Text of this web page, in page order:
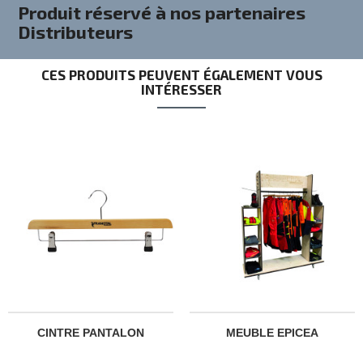
Produit réservé à nos partenaires
Distributeurs
CES PRODUITS PEUVENT ÉGALEMENT VOUS
INTÉRESSER
CINTRE PANTALON
MEUBLE EPICEA